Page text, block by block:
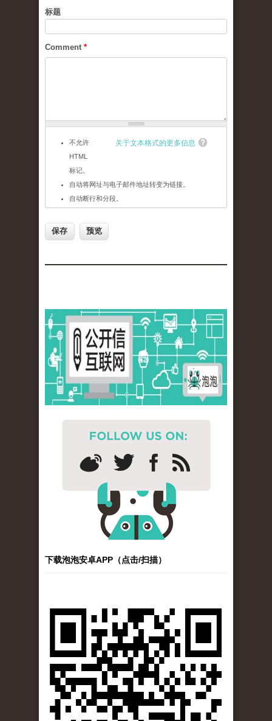
标题
Comment *
关于文本格式的更多信息
不允许
HTML
标记。
自动将网址与电子邮件地址转变为链接。
自动断行和分段。
下载泡泡安卓APP（点击/扫描）